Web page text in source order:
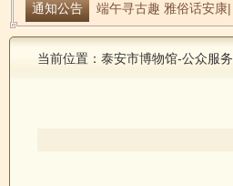
通知公告
端午寻古趣 雅俗话安康
关于宋天贶殿壁画暂停
当前位置： 泰安市博物馆-公众服务